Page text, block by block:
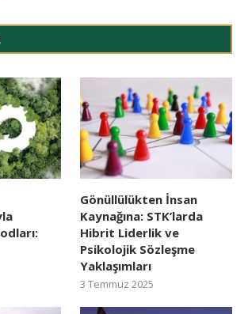
Gönüllülükten İnsan
Kaynağına: STK’larda
Hibrit Liderlik ve
Psikolojik Sözleşme
Yaklaşımları
3 Temmuz 2025